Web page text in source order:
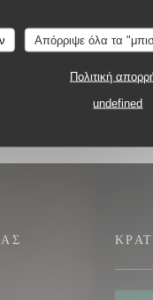
Απόρριψε όλα τα
Πολιτική
undefined